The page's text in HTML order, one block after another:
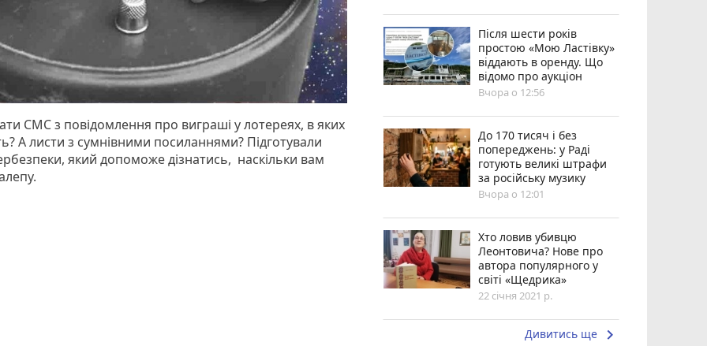
СМС з повідомлення про виграші у лотереях, в яких
А листи з сумнівними посиланнями? Підготували
який допоможе дізнатись, наскільки вам
Після шести років
простою «Мою Ластівку»
віддають в оренду. Що
відомо про аукціон
Вчора о 12:56
До 170 тисяч і без
попереджень: у Раді
готують великі штрафи
за російську музику
Вчора о 12:01
Хто ловив убивцю
Леонтовича? Нове про
автора популярного у
світі «Щедрика»
22 січня 2021 р.
Дивитись ще keyboard_arrow_right